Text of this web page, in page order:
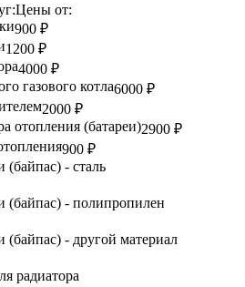
Цены от:
900 ₽
1200 ₽
4000 ₽
газового котла6000 ₽
2000 ₽
отопления (батареи)2900 ₽
900 ₽
- сталь
- полипропилен
- другой материал
радиатора